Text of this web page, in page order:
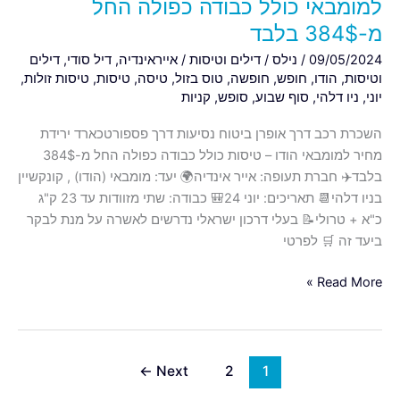
למומבאי כולל כבודה כפולה החל
מ-384$ בלבד
09/05/2024
/נילס/דילים וטיסות/אייראינדיה,דיל סודי,דילים
וטיסות,הודו,חופש,חופשה,טוס בזול,טיסה,טיסות,טיסות זולות,
יוני,ניו דלהי,סוף שבוע,סופש,קניות
השכרת רכב דרך אופרן ביטוח נסיעות דרך פספורטכארד ירידת
מחיר למומבאי הודו – טיסות כולל כבודה כפולה החל מ-384$
בלבד✈️ חברת תעופה: אייר אינדיה🌍 יעד: מומבאי (הודו) , קונקשיין
בניו דלהי📆 תאריכים: יוני 24🎒 כבודה: שתי מזוודות עד 23 ק"ג
כ"א + טרולי📝 בעלי דרכון ישראלי נדרשים לאשרה על מנת לבקר
ביעד זה 🛒 לפרטי
Read More »
Next
←